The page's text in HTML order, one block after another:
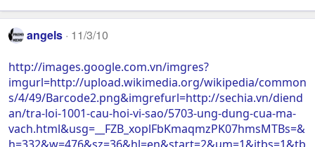
angels 11/3/10
http://images.google.com.vn/imgres?
imgurl=http://upload.wikimedia.org/wikipedia/common
s/4/49/Barcode2.png&imgrefurl=http://sechia.vn/diend
an/tra-loi-1001-cau-hoi-vi-sao/5703-ung-dung-cua-ma-
vach.html&usg=__FZB_xoplFbKmaqmzPK07hmsMTBs=&